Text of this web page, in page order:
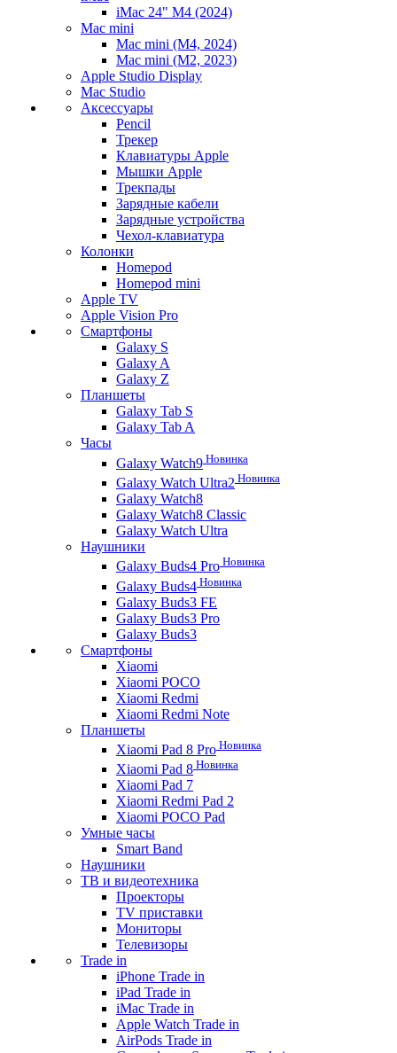
iMac 24" M4 (2024)
Mac mini
Mac mini (M4, 2024)
Mac mini (M2, 2023)
Apple Studio Display
Mac Studio
Аксессуары
Pencil
Трекер
Клавиатуры Apple
Мышки Apple
Трекпады
Зарядные кабели
Зарядные устройства
Чехол-клавиатура
Колонки
Homepod
Homepod mini
Apple TV
Apple Vision Pro
Смартфоны
Galaxy S
Galaxy A
Galaxy Z
Планшеты
Galaxy Tab S
Galaxy Tab A
Часы
Galaxy Watch9 Новинка
Galaxy Watch Ultra2 Новинка
Galaxy Watch8
Galaxy Watch8 Classic
Galaxy Watch Ultra
Наушники
Galaxy Buds4 Pro Новинка
Galaxy Buds4 Новинка
Galaxy Buds3 FE
Galaxy Buds3 Pro
Galaxy Buds3
Смартфоны
Xiaomi
Xiaomi POCO
Xiaomi Redmi
Xiaomi Redmi Note
Планшеты
Xiaomi Pad 8 Pro Новинка
Xiaomi Pad 8 Новинка
Xiaomi Pad 7
Xiaomi Redmi Pad 2
Xiaomi POCO Pad
Умные часы
Smart Band
Наушники
ТВ и видеотехника
Проекторы
TV приставки
Мониторы
Телевизоры
Trade in
iPhone Trade in
iPad Trade in
iMac Trade in
Apple Watch Trade in
AirPods Trade in